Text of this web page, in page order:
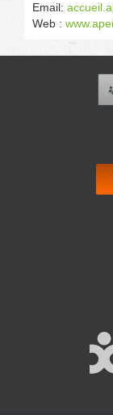
Email:
Web :